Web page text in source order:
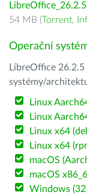
54 MB (Torrent,
Operační
LibreOffice
systémy/
Linux
Linux
Linux x64
Linux x64
macOS
macOS
Windows